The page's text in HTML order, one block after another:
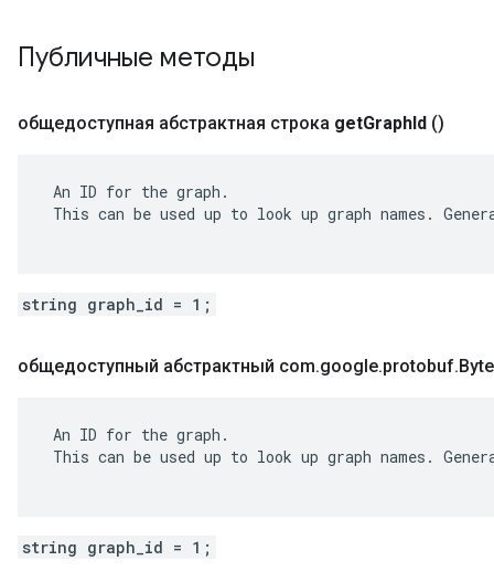
Публичные методы
общедоступная абстрактная строка getGraphId ()
An ID for the graph.
This can be used up to look up graph names.
string graph_id = 1;
общедоступный абстрактный com.google.protobuf.Byte
An ID for the graph.
This can be used up to look up graph names.
string graph_id = 1;